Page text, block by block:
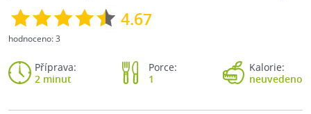
4.67
hodnoceno:3
Příprava:
2 minut
Porce:
1
Kalorie:
neuvedeno